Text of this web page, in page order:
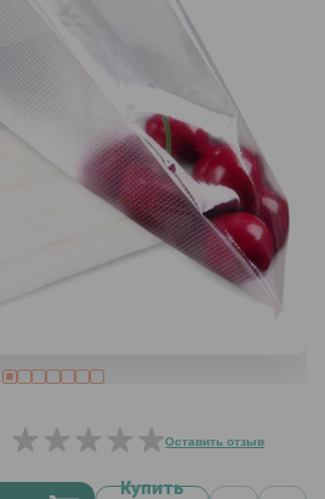
Оставить отзыв
Купить